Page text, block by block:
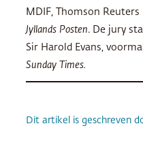
MDIF , Thomson
Jyllands Posten. De jury
Sir Harold Evans,
Sunday Times.
Dit artikel is geschreven